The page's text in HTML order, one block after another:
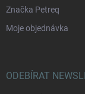
Značka Petreq
Moje objednávka
ODEBÍRAT